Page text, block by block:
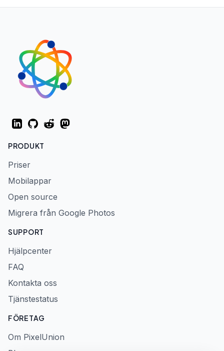
LinkedInGitHubRedditMastodon
PRODUKT
Priser
Mobilappar
Open source
Migrera från Google Photos
SUPPORT
Hjälpcenter
FAQ
Kontakta oss
Tjänstestatus
FÖRETAG
Om PixelUnion